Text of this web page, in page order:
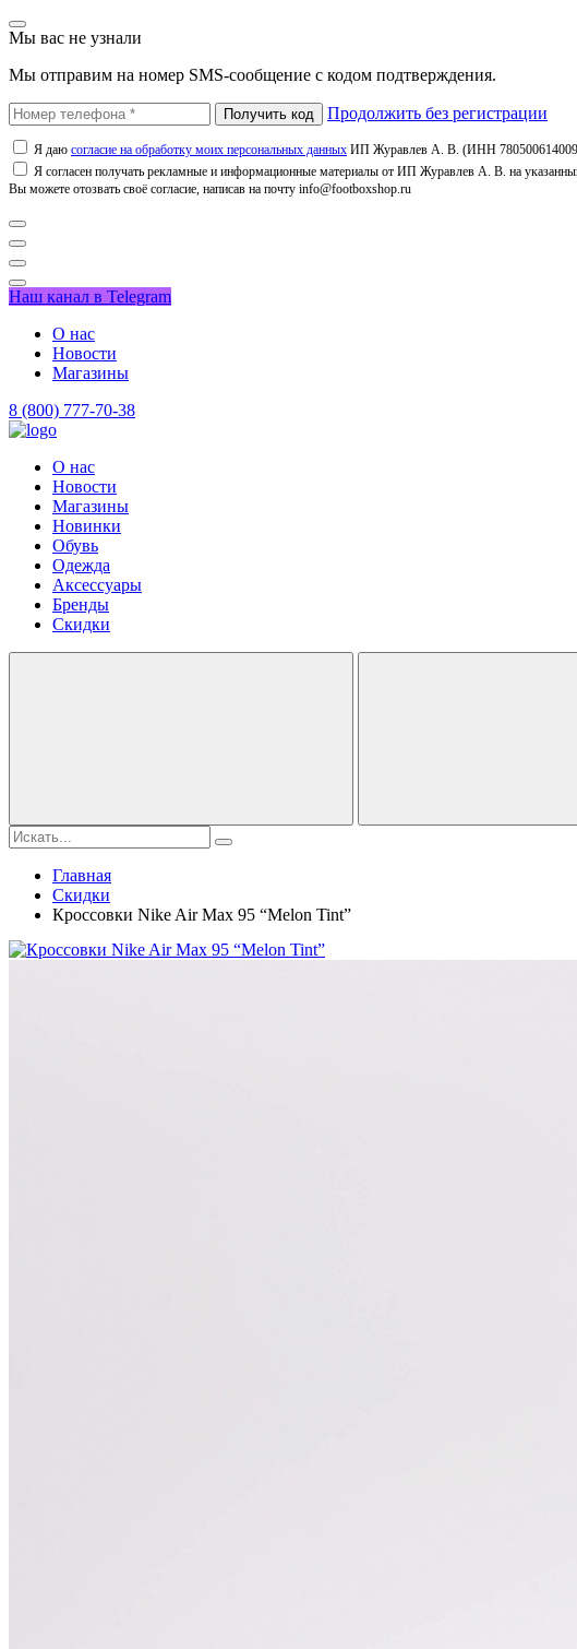
Мы вас не узнали
Мы отправим на номер SMS-сообщение с кодом подтверждения.
Продолжить без регистрации
Я даю согласие на обработку моих персональных данных ИП Журавлев А. В. (ИНН 780500614009)
Я согласен получать рекламные и информационные материалы от ИП Журавлев А. В. на
Вы можете отозвать своё согласие, написав на почту info@footboxshop.ru
Наш канал в Telegram
О нас
Новости
Магазины
8 (800) 777-70-38
О нас
Новости
Магазины
Новинки
Обувь
Одежда
Аксессуары
Бренды
Скидки
Главная
Скидки
Кроссовки Nike Air Max 95 “Melon Tint”